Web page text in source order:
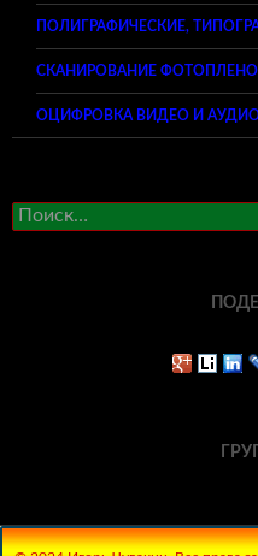
ПОЛИГРАФИЧЕСКИЕ,
СКАНИРОВАНИЕ
ОЦИФРОВКА ВИДЕО И
Найти: